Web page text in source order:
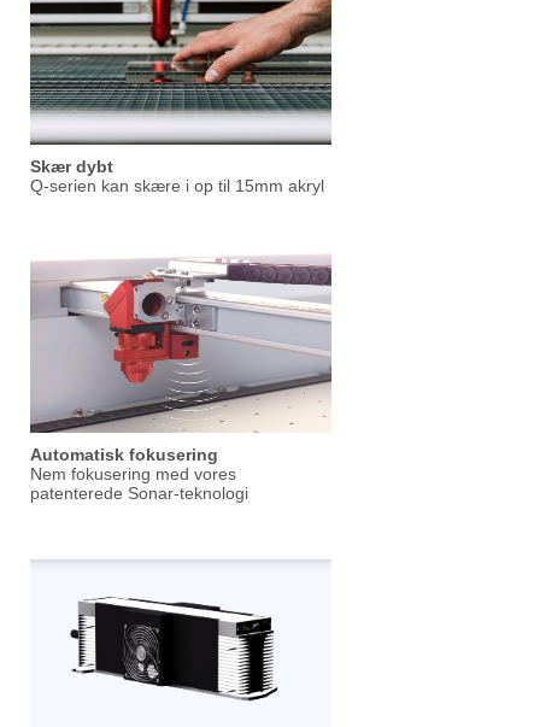
Skær dybt
Q-serien kan skære i op til 15mm akryl
Automatisk fokusering
Nem fokusering med vores
patenterede Sonar-teknologi